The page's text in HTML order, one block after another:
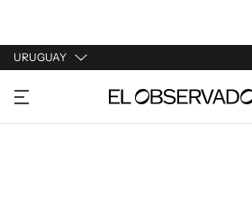
URUGUAY
URUGUAY
ARGENTINA